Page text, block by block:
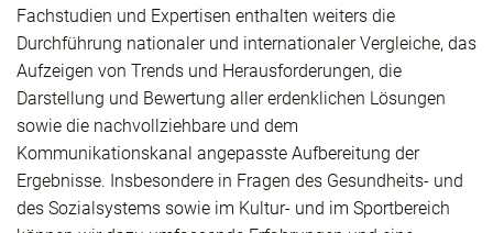
Fachstudien und Expertisen enthalten weiters die
Durchführung nationaler und internationaler Vergleiche, das
Aufzeigen von Trends und Herausforderungen, die
Darstellung und Bewertung aller erdenklichen Lösungen
sowie die nachvollziehbare und dem
Kommunikationskanal angepasste Aufbereitung der
Ergebnisse. Insbesondere in Fragen des Gesundheits- und
des Sozialsystems sowie im Kultur- und im Sportbereich